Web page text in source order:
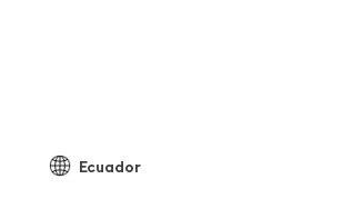
Ecuador